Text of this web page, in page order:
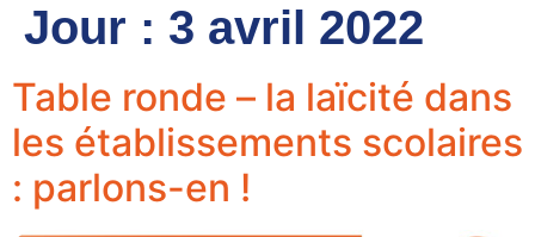
Jour : 3 avril 2022
Table ronde – la laïcité dans
les établissements scolaires
: parlons-en !